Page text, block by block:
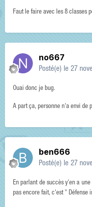
Faut le faire avec les 8 classes
no667
Posté(e) le 27
Ouai donc je bug.
A part ça, personne n'a envi de
ben666
Posté(e) le 27
En parlant de succès y'en a
pas encore fait, c'est " Défense